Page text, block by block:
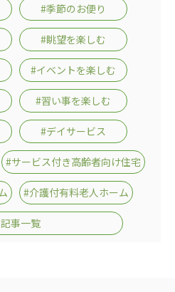
#季節のお便り
#眺望を楽しむ
#イベントを楽しむ
#習い事を楽しむ
#デイサービス
#サービス付き高齢者向け住宅
#介護付有料老人ホーム
事一覧